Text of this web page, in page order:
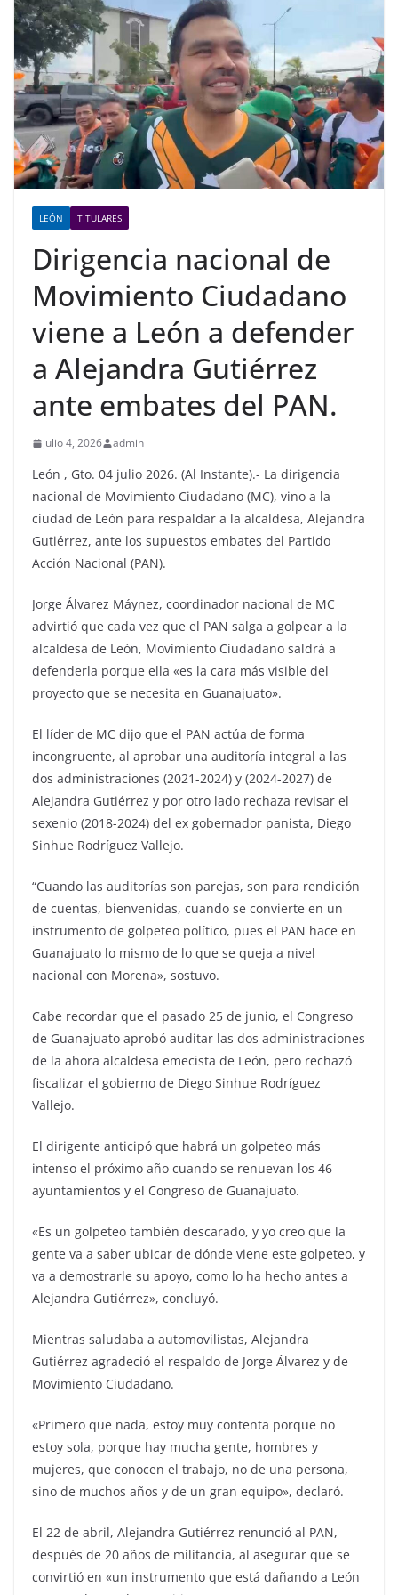
LEÓN TITULARES
Dirigencia nacional de
Movimiento Ciudadano
viene a León a defender
a Alejandra Gutiérrez
ante embates del PAN.
julio 4, 2026 admin
León , Gto. 04 julio 2026. (Al Instante).- La dirigencia
nacional de Movimiento Ciudadano (MC), vino a la
ciudad de León para respaldar a la alcaldesa, Alejandra
Gutiérrez, ante los supuestos embates del Partido
Acción Nacional (PAN).
Jorge Álvarez Máynez, coordinador nacional de MC
advirtió que cada vez que el PAN salga a golpear a la
alcaldesa de León, Movimiento Ciudadano saldrá a
defenderla porque ella «es la cara más visible del
proyecto que se necesita en Guanajuato».
El líder de MC dijo que el PAN actúa de forma
incongruente, al aprobar una auditoría integral a las
dos administraciones (2021-2024) y (2024-2027) de
Alejandra Gutiérrez y por otro lado rechaza revisar el
sexenio (2018-2024) del ex gobernador panista, Diego
Sinhue Rodríguez Vallejo.
“Cuando las auditorías son parejas, son para rendición
de cuentas, bienvenidas, cuando se convierte en un
instrumento de golpeteo político, pues el PAN hace en
Guanajuato lo mismo de lo que se queja a nivel
nacional con Morena», sostuvo.
Cabe recordar que el pasado 25 de junio, el Congreso
de Guanajuato aprobó auditar las dos administraciones
de la ahora alcaldesa emecista de León, pero rechazó
fiscalizar el gobierno de Diego Sinhue Rodríguez
Vallejo.
El dirigente anticipó que habrá un golpeteo más
intenso el próximo año cuando se renuevan los 46
ayuntamientos y el Congreso de Guanajuato.
«Es un golpeteo también descarado, y yo creo que la
gente va a saber ubicar de dónde viene este golpeteo, y
va a demostrarle su apoyo, como lo ha hecho antes a
Alejandra Gutiérrez», concluyó.
Mientras saludaba a automovilistas, Alejandra
Gutiérrez agradeció el respaldo de Jorge Álvarez y de
Movimiento Ciudadano.
«Primero que nada, estoy muy contenta porque no
estoy sola, porque hay mucha gente, hombres y
mujeres, que conocen el trabajo, no de una persona,
sino de muchos años y de un gran equipo», declaró.
El 22 de abril, Alejandra Gutiérrez renunció al PAN,
después de 20 años de militancia, al asegurar que se
convirtió en «un instrumento que está dañando a León